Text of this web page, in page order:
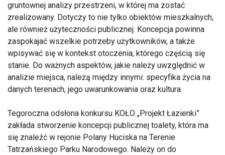
gruntownej analizy przestrzeni, w której ma zostać
zrealizowany. Dotyczy to nie tylko obiektów mieszkalnych,
ale również użyteczności publicznej. Koncepcja powinna
zaspokajać wszelkie potrzeby użytkowników, a także
wpisywać się w kontekst otoczenia, którego częścią się
stanie. Do ważnych aspektów, jakie należy uwzględnić w
analizie miejsca, należą między innymi: specyfika życia na
danych terenach, jego uwarunkowania oraz kultura.
Tegoroczna odsłona konkursu KOŁO „Projekt Łazienki”
zakłada stworzenie koncepcji publicznej toalety, która ma
się znaleźć w rejonie Polany Huciska na Terenie
Tatrzańskiego Parku Narodowego. Należy on do